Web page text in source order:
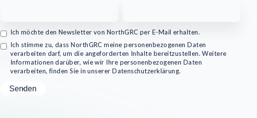
Ich möchte den Newsletter von NorthGRC per E-Mail erhalten.
Ich stimme zu, dass NorthGRC meine personenbezogenen Daten
verarbeiten darf, um die angeforderten Inhalte bereitzustellen. Weitere
Informationen darüber, wie wir Ihre personenbezogenen Daten
verarbeiten, finden Sie in unserer Datenschutzerklärung.